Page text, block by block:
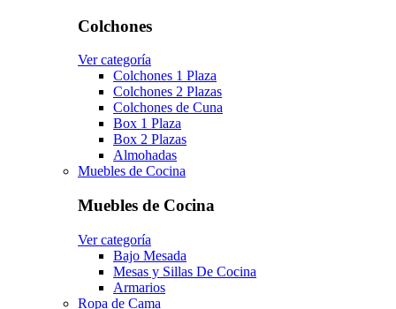
Colchones
Ver categoría
Colchones 1 Plaza
Colchones 2 Plazas
Colchones de Cuna
Box 1 Plaza
Box 2 Plazas
Almohadas
Muebles de Cocina
Muebles de Cocina
Ver categoría
Bajo Mesada
Mesas y Sillas De Cocina
Armarios
Ropa de Cama